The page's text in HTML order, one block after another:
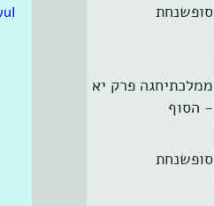
סופשנחת
ממלכתיחגה פרק יא
- הסוף
סופשנחת